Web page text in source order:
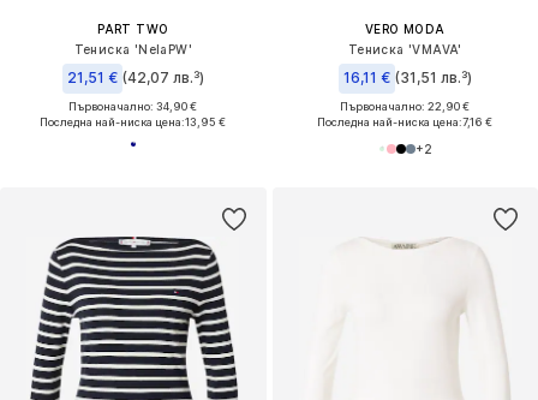
PART TWO
Тениска 'NelaPW'
21,51 € (42,07 лв.³)
Първоначално: 34,90 €
Последна най-ниска цена:13,95 €
VERO MODA
Тениска 'VMAVA'
16,11 € (31,51 лв.³)
Първоначално: 22,90 €
Последна най-ниска цена:7,16 €
+2